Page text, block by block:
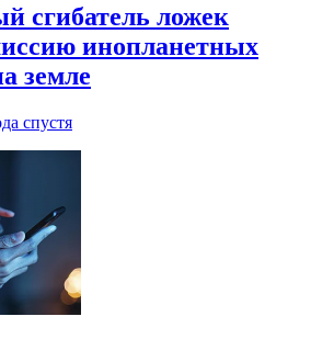
сгибатель ложек
инопланетных
земле
спустя